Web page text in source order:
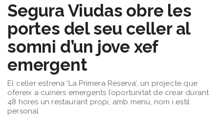
Segura Viudas obre les
portes del seu celler al
somni d’un jove xef
emergent
El celler estrena ‘La Primera Reserva’, un projecte que
ofereix a cuiners emergents l’oportunitat de crear durant
48 hores un restaurant propi, amb menú, nom i estil
personal